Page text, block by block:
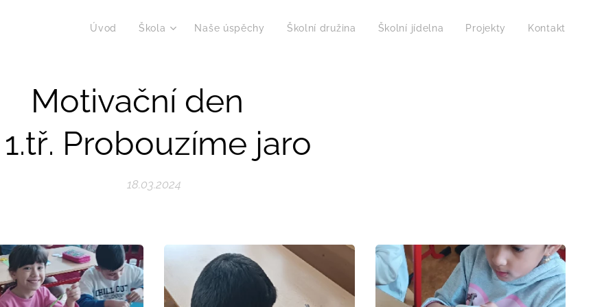
Úvod Škola Naše úspěchy Školní družina Školní jídelna Projekty Kontakt
den
Probouzíme jaro
18.03.2024